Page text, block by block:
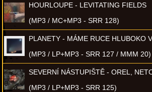
HOURLOUPE - LEVITATING FIELDS
(MP3 / MC+MP3 - SRR 128)
PLANETY - MÁME RUCE HLUBOKO
(MP3 / LP+MP3 - SRR 127 / MMM 20)
SEVERNÍ NÁSTUPIŠTĚ - OREL,
(MP3 / LP+MP3 - SRR 125)